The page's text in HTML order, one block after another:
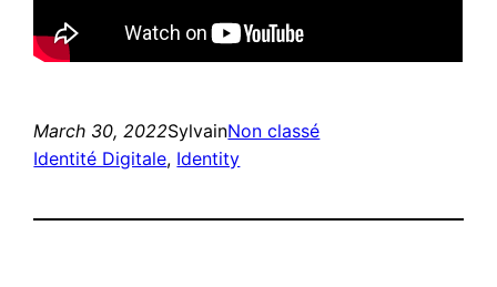
March 30, 2022SylvainNon classé
Identité Digitale, Identity